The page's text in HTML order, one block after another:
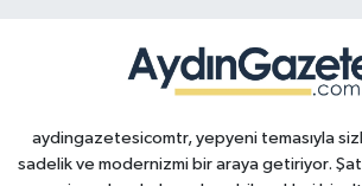
aydingazetesicomtr, yepyeni temasıyla
sadelik ve modernizmi bir araya getiriyor.